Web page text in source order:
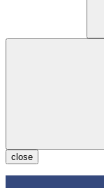
close